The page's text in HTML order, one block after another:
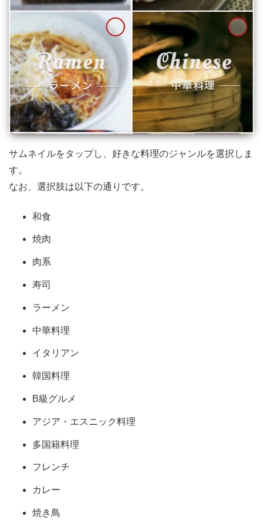
サムネイルをタップし、好きな料理のジャンルを選択しま
す。
なお、選択肢は以下の通りです。
和食
焼肉
肉系
寿司
ラーメン
中華料理
イタリアン
韓国料理
B級グルメ
アジア・エスニック料理
多国籍料理
フレンチ
カレー
焼き鳥